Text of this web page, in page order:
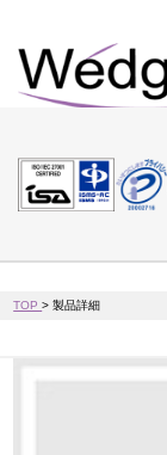
TOP>製品詳細